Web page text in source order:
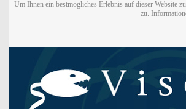
Um Ihnen ein bestmögliches Erlebnis auf dieser Website
zu.